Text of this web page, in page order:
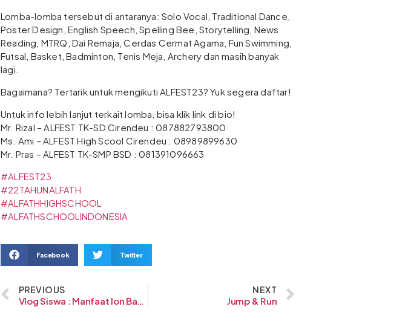
Lomba-lomba tersebut di antaranya: Solo Vocal, Traditional Dance,
Poster Design, English Speech, Spelling Bee, Storytelling, News
Reading, MTRQ, Dai Remaja, Cerdas Cermat Agama, Fun Swimming,
Futsal, Basket, Badminton, Tenis Meja, Archery dan masih banyak
lagi.
Bagaimana? Tertarik untuk mengikuti ALFEST23? Yuk segera daftar!
Untuk info lebih lanjut terkait lomba, bisa klik link di bio!
Mr. Rizal – ALFEST TK-SD Cirendeu : 087882793800
Ms. Ami – ALFEST High Scool Cirendeu : 08989899630
Mr. Pras – ALFEST TK-SMP BSD : 081391096663
#ALFEST23
#22TAHUNALFATH
#ALFATHHIGHSCHOOL
#ALFATHSCHOOLINDONESIA
Facebook Twitter
PREVIOUS NEXT
Jump & Run